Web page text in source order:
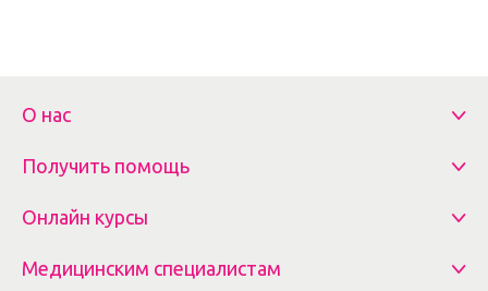
О нас
Получить помощь
Онлайн курсы
Медицинским специалистам